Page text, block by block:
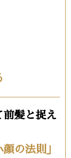
前髪と捉え
の法則」